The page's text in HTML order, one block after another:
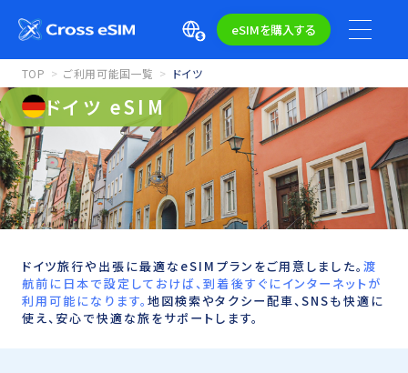
eSIMを購入する
TOP ご利用可能国一覧 ドイツ
ドイツ eSIM
ドイツ旅行や出張に最適なeSIMプランをご用意しました。 渡
航前に日本で設定しておけば、到着後すぐにインターネットが
利用可能になります。 地図検索やタクシー配車、SNSも快適に
使え、安心で快適な旅をサポートします。